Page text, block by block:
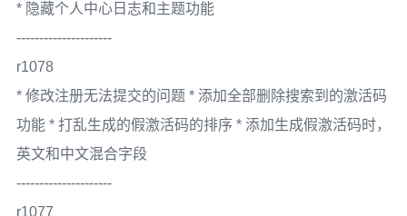
* 隐藏个人中心日志和主题功能
---------------------
r1078
* 修改注册无法提交的问题 * 添加全部删除搜索到的激活码
功能 * 打乱生成的假激活码的排序 * 添加生成假激活码时，
英文和中文混合字段
---------------------
r1077